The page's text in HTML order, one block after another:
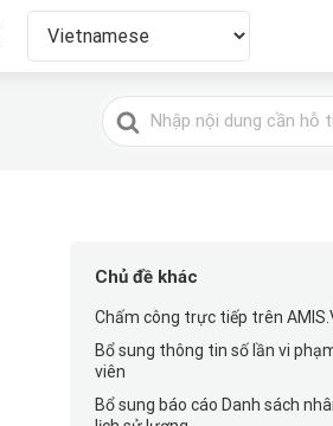
Tìm
kiếm
Chủ đề khác
Chấm công trực tiếp trên
Bổ sung thông tin số lần vi
viên
Bổ sung báo cáo Danh sách